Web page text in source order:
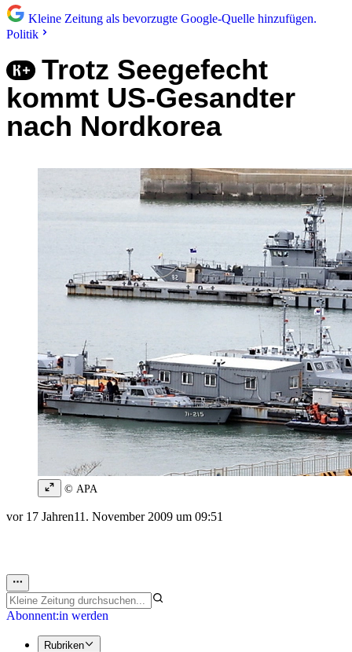
Kleine Zeitung als bevorzugte Google-Quelle hinzufügen.
Politik
Trotz Seegefecht
kommt US-Gesandter
nach Nordkorea
© APA
vor 17 Jahren11. November 2009 um 09:51
Abonnent:in werden
Rubriken